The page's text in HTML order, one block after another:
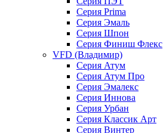
Серия Prima
Серия Эмаль
Серия Шпон
Серия Финиш Флекс
VFD (Владимир)
Серия Атум
Серия Атум Про
Серия Эмалекс
Серия Иннова
Серия Урбан
Серия Классик Арт
Серия Винтер